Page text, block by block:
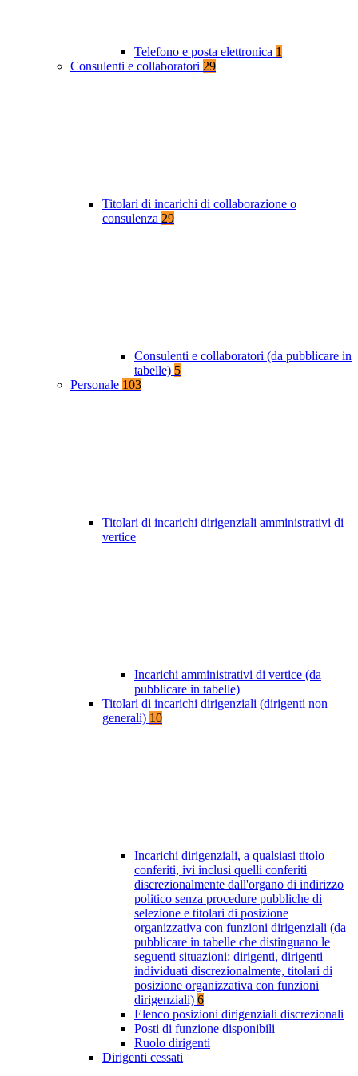
Telefono e posta elettronica 1
Consulenti e collaboratori 29
Titolari di incarichi di collaborazione o
consulenza 29
Consulenti e collaboratori (da pubblicare in
tabelle) 5
Personale 103
Titolari di incarichi dirigenziali amministrativi di
vertice
Incarichi amministrativi di vertice (da
pubblicare in tabelle)
Titolari di incarichi dirigenziali (dirigenti non
generali) 10
Incarichi dirigenziali, a qualsiasi titolo
conferiti, ivi inclusi quelli conferiti
discrezionalmente dall'organo di indirizzo
politico senza procedure pubbliche di
selezione e titolari di posizione
organizzativa con funzioni dirigenziali (da
pubblicare in tabelle che distinguano le
seguenti situazioni: dirigenti, dirigenti
individuati discrezionalmente, titolari di
posizione organizzativa con funzioni
dirigenziali) 6
Elenco posizioni dirigenziali discrezionali
Posti di funzione disponibili
Ruolo dirigenti
Dirigenti cessati